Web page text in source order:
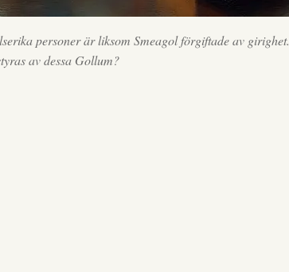
personer är liksom Smeagol förgiftade av girighet.
av dessa Gollum?